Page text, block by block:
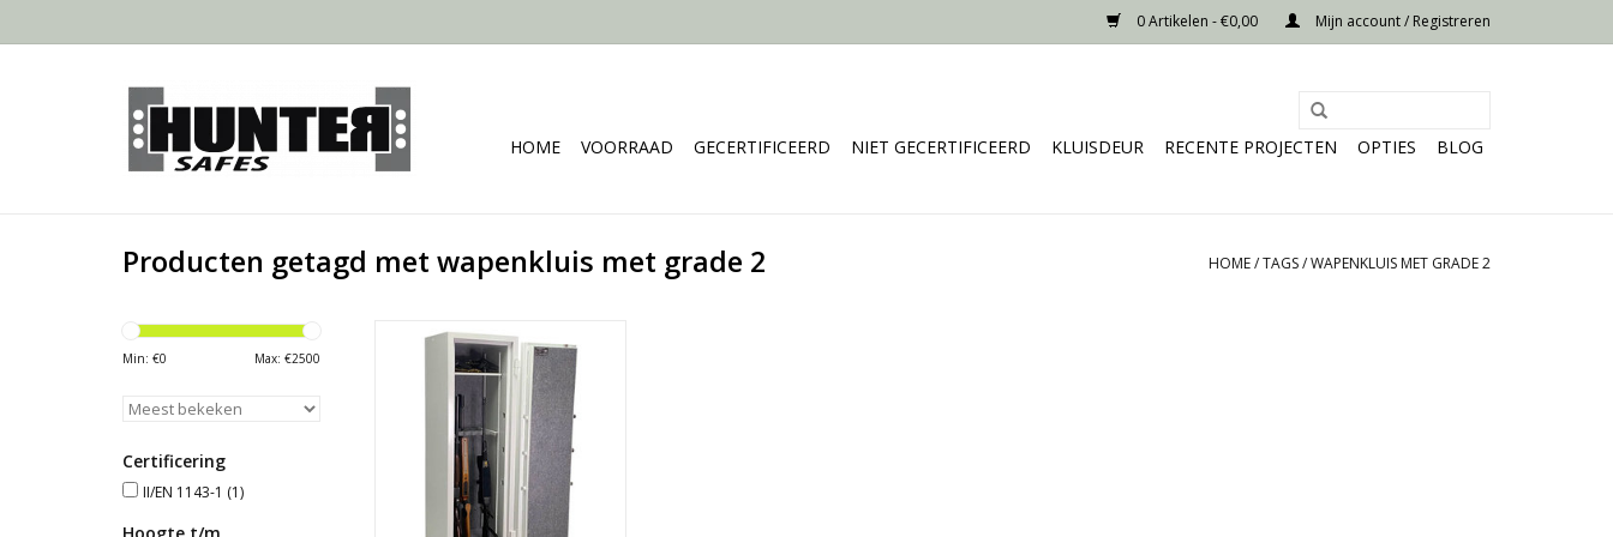
0 Artikelen - €0,00 Mijn account / Registreren
HOME VOORRAAD GECERTIFICEERD NIET GECERTIFICEERD KLUISDEUR RECENTE PROJECTEN OPTIES BLOG
Producten getagd met wapenkluis met grade 2 HOME/TAGS/WAPENKLUIS MET GRADE 2
Min: €0 Max: €2500
Certificering
II/EN 1143-1 (1)
- Grade II/EN1143-1
- Buitenmaat h×b×d: 160×51×52
cm
- 252 kg
TOEVOEGEN AAN WINKELWAGEN